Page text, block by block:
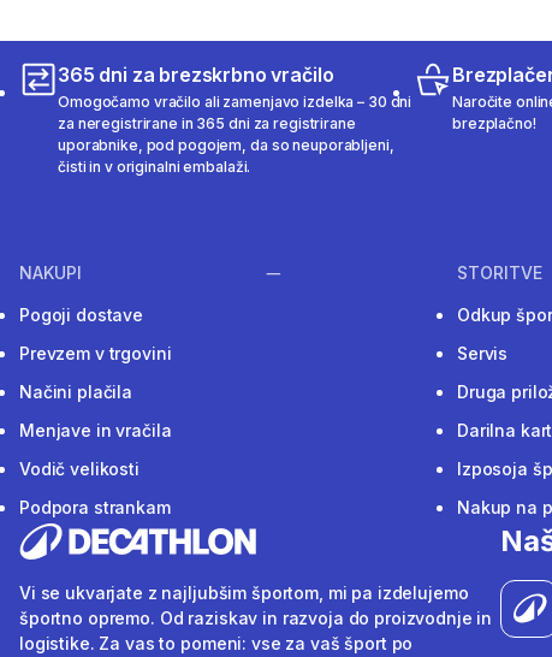
365 dni za brezskrbno vračilo
Omogočamo vračilo ali zamenjavo izdelka – 30 dni
za neregistrirane in 365 dni za registrirane
uporabnike, pod pogojem, da so neuporabljeni,
čisti in v originalni embalaži.
Naročite
brezplačno!
NAKUPI
Pogoji dostave
Prevzem v trgovini
Načini plačila
Menjave in vračila
Vodič velikosti
Podpora strankam
STORITVE
Odkup
Servis
Druga
Darilna
Izposoja
Nakup na
Vi se ukvarjate z najljubšim športom, mi pa izdelujemo
športno opremo. Od raziskav in razvoja do proizvodnje in
logistike. Za vas to pomeni: vse za vaš šport po